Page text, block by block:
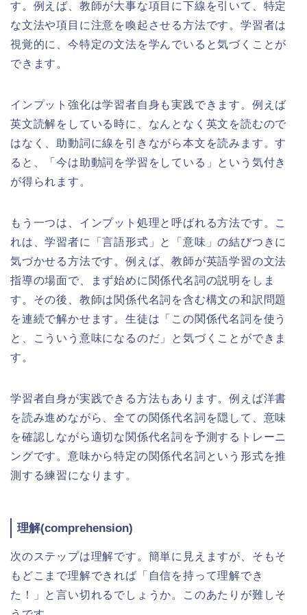
す。例えば、教師が大事な項目に下線を引いて、特定
な文法や項目に注意を喚起させる方法です。学習者は
視覚的に、今特定の文法を学んでいると気づくことが
できます。
インプット強化は学習者自身も実践できます。例えば
英文読解をしている時に、なんとなく英文を読むので
はなく、助動詞に線を引きながら本文を読みます。す
ると、「今は助動詞を学習をしている」という気付き
が得られます。
もう一つは、インプット処理と呼ばれる方法です。こ
れは、学習者に「言語形式」と「意味」の結びつきに
気づかせる方法です。例えば、教師が英語学習の文法
指導の場面で、まず始めに関係代名詞の説明をしま
す。その後、教師は関係代名詞を含む構文の和訳問題
を連続で解かせます。生徒は「この関係代名詞を使う
と、こういう意味になるのだ」と気づくことができま
す。
学習者自身が実践できる方法もあります。例えば洋書
を読み進めながら、全ての関係代名詞を隠して、意味
を確認しながら適切な関係代名詞を予測するトレーニ
ングです。意味から特定の関係代名詞という形式を推
測する練習になります。
理解(comprehension)
次のステップは理解です。簡単に見えますが、そもそ
もどこまで理解できれば「自信を持って理解でき
た！」と言い切れるでしょうか。このあたりが難しそ